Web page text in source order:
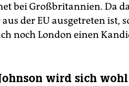
bei Großbritannien. Da
aus der EU ausgetreten
noch London einen
wird sich